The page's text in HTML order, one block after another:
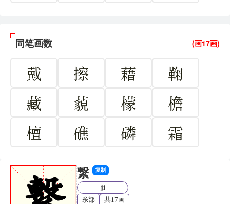
同笔画数 (画17画)
戴 擦 藉
鞠
藏
藐 檬
檐
檀
礁 磷 霜
繋 复制
jì
糸部
共17画